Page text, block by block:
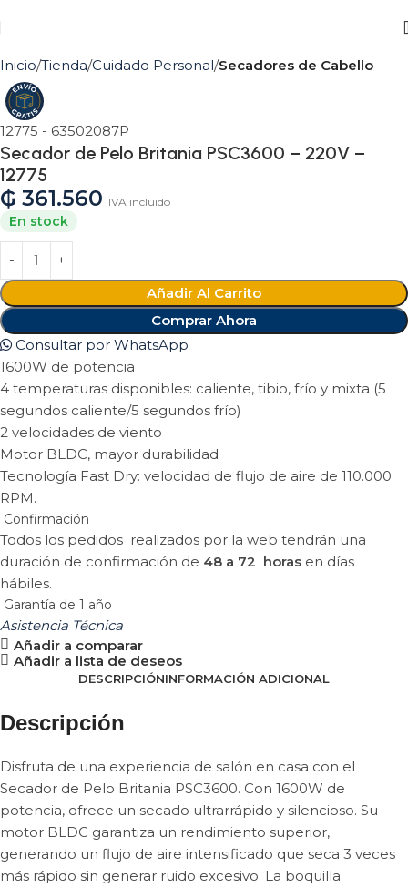
Inicio Tienda Cuidado Personal Secadores de Cabello
12775 - 63502087P
Secador de Pelo Britania PSC3600 – 220V –
12775
₲ 361.560 IVA incluido
En stock
Añadir Al Carrito
Comprar Ahora
Consultar por WhatsApp
1600W de potencia
4 temperaturas disponibles: caliente, tibio, frío y mixta (5
segundos caliente/5 segundos frío)
2 velocidades de viento
Motor BLDC, mayor durabilidad
Tecnología Fast Dry: velocidad de flujo de aire de 110.000
RPM.
Confirmación
Todos los pedidos realizados por la web tendrán una
duración de confirmación de 48 a 72 horas en días
hábiles.
Garantía de 1 año
Asistencia Técnica
Añadir a comparar
Añadir a lista de deseos
DESCRIPCIÓNINFORMACIÓN ADICIONAL
Descripción
Disfruta de una experiencia de salón en casa con el
Secador de Pelo Britania PSC3600. Con 1600W de
potencia, ofrece un secado ultrarrápido y silencioso. Su
motor BLDC garantiza un rendimiento superior,
generando un flujo de aire intensificado que seca 3 veces
más rápido sin generar ruido excesivo. La boquilla